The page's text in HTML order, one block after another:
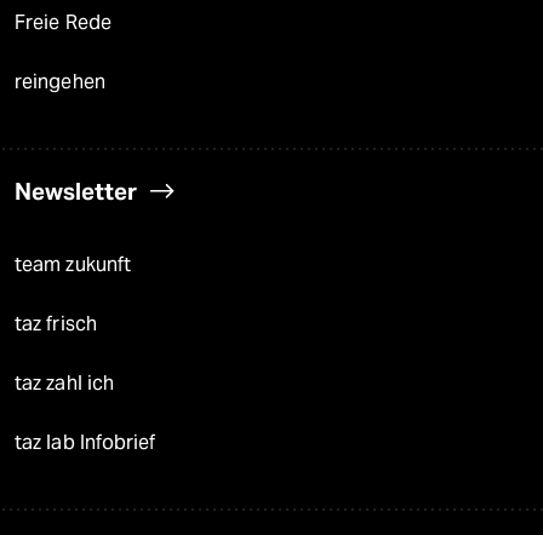
Freie Rede
reingehen
Newsletter
team zukunft
taz frisch
taz zahl ich
taz lab Infobrief